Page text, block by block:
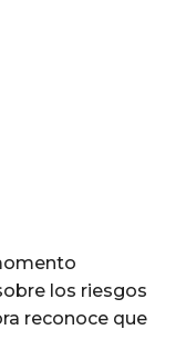
los riesgos
reconoce que